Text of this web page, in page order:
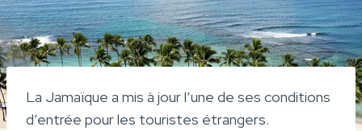
La Jamaïque a mis à jour l’une de ses conditions
d’entrée pour les touristes étrangers.